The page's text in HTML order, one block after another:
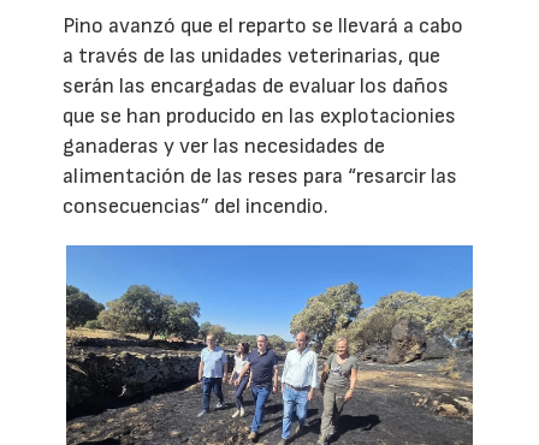
Pino avanzó que el reparto se llevará a cabo
a través de las unidades veterinarias, que
serán las encargadas de evaluar los daños
que se han producido en las explotacionies
ganaderas y ver las necesidades de
alimentación de las reses para “resarcir las
consecuencias” del incendio.